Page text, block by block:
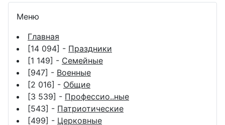
Меню
Главная
[14 094] - Праздники
[1 149] - Семейные
[947] - Военные
[2 016] - Общие
[3 539] - Профессио..ные
[543] - Патриотические
[499] - Церковные